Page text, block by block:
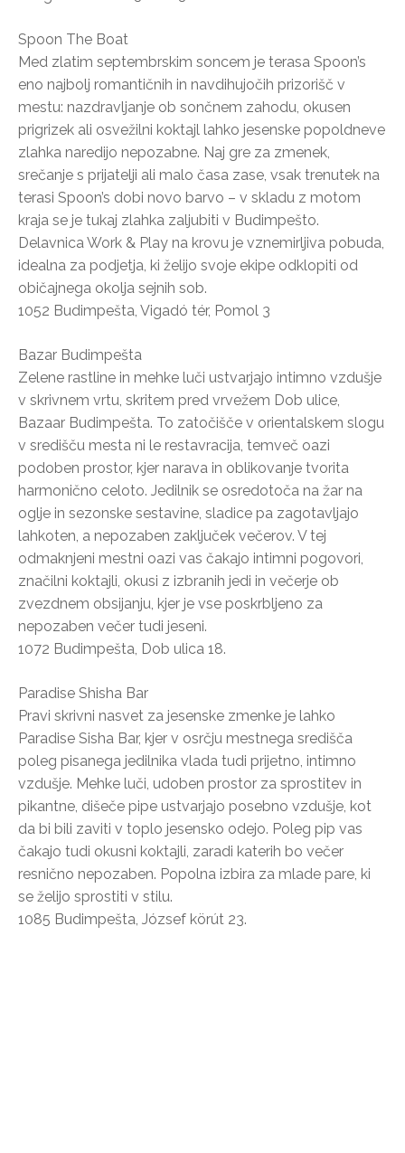
Spoon The Boat
Med zlatim septembrskim soncem je terasa Spoon’s
eno najbolj romantičnih in navdihujočih prizorišč v
mestu: nazdravljanje ob sončnem zahodu, okusen
prigrizek ali osvežilni koktajl lahko jesenske popoldneve
zlahka naredijo nepozabne. Naj gre za zmenek,
srečanje s prijatelji ali malo časa zase, vsak trenutek na
terasi Spoon’s dobi novo barvo – v skladu z motom
kraja se je tukaj zlahka zaljubiti v Budimpešto.
Delavnica Work & Play na krovu je vznemirljiva pobuda,
idealna za podjetja, ki želijo svoje ekipe odklopiti od
običajnega okolja sejnih sob.
1052 Budimpešta, Vigadó tér, Pomol 3
Bazar Budimpešta
Zelene rastline in mehke luči ustvarjajo intimno vzdušje
v skrivnem vrtu, skritem pred vrvežem Dob ulice,
Bazaar Budimpešta. To zatočišče v orientalskem slogu
v središču mesta ni le restavracija, temveč oazi
podoben prostor, kjer narava in oblikovanje tvorita
harmonično celoto. Jedilnik se osredotoča na žar na
oglje in sezonske sestavine, sladice pa zagotavljajo
lahkoten, a nepozaben zaključek večerov. V tej
odmaknjeni mestni oazi vas čakajo intimni pogovori,
značilni koktajli, okusi z izbranih jedi in večerje ob
zvezdnem obsijanju, kjer je vse poskrbljeno za
nepozaben večer tudi jeseni.
1072 Budimpešta, Dob ulica 18.
Paradise Shisha Bar
Pravi skrivni nasvet za jesenske zmenke je lahko
Paradise Sisha Bar, kjer v osrčju mestnega središča
poleg pisanega jedilnika vlada tudi prijetno, intimno
vzdušje. Mehke luči, udoben prostor za sprostitev in
pikantne, dišeče pipe ustvarjajo posebno vzdušje, kot
da bi bili zaviti v toplo jesensko odejo. Poleg pip vas
čakajo tudi okusni koktajli, zaradi katerih bo večer
resnično nepozaben. Popolna izbira za mlade pare, ki
se želijo sprostiti v stilu.
1085 Budimpešta, József körút 23.